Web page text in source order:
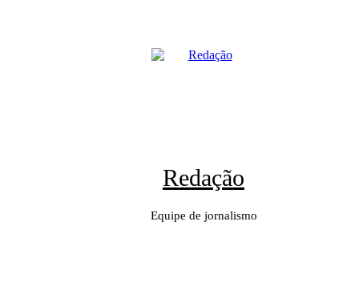
Redação
Equipe de jornalismo